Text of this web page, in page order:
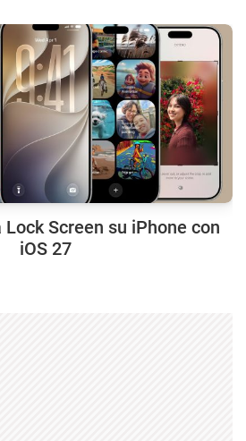
Screen su iPhone con
iOS 27